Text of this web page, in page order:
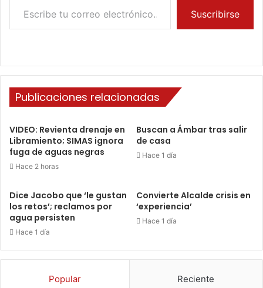
Suscribirse
Publicaciones relacionadas
VIDEO: Revienta drenaje en
Libramiento; SIMAS ignora
fuga de aguas negras
Hace 2 horas
Buscan a Ámbar tras salir
de casa
Hace 1 día
Dice Jacobo que ‘le gustan
los retos’; reclamos por
agua persisten
Hace 1 día
Convierte Alcalde crisis en
‘experiencia’
Hace 1 día
Popular Reciente